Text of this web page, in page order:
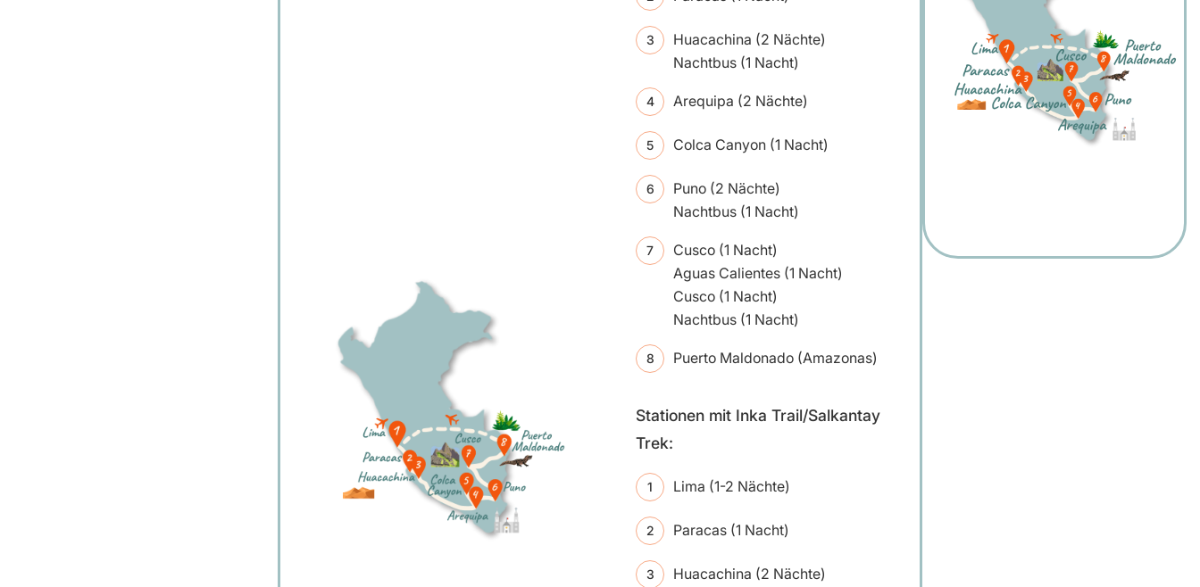
Huacachina (2 Nächte)
Nachtbus (1 Nacht)
Arequipa (2 Nächte)
Colca Canyon (1 Nacht)
Puno (2 Nächte)
Nachtbus (1 Nacht)
Cusco (1 Nacht)
Aguas Calientes (1 Nacht)
Cusco (1 Nacht)
Nachtbus (1 Nacht)
Puerto Maldonado (Amazonas)
Stationen mit Inka Trail/Salkantay
Trek:
Lima (1-2 Nächte)
Paracas (1 Nacht)
Huacachina (2 Nächte)